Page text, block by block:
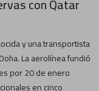
con Qatar
y una transportista
La aerolínea fundió
por 20 de enero
en cinco